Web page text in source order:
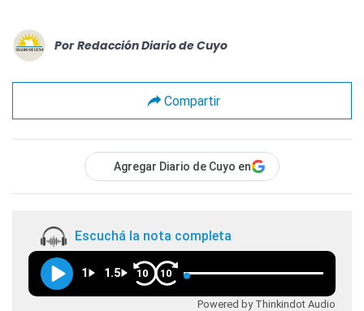
Por Redacción Diario de Cuyo
Compartir
Agregar Diario de Cuyo en
Escuchá la nota completa
1 1.5 10 10
Powered by Thinkindot Audio